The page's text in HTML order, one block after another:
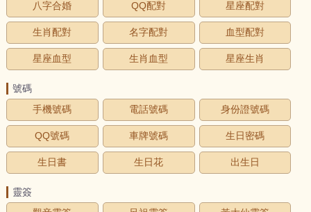
八字合婚
QQ配對 星座配對
生肖配對 名字配對 血型配對
星座血型 生肖血型 星座生肖
號碼
手機號碼
電話號碼 身份證號碼
QQ號碼 車牌號碼 生日密碼
生日書 生日花 出生日
靈簽